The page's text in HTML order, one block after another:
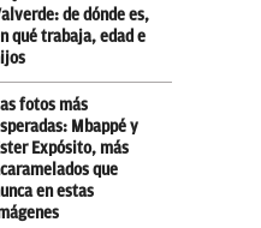
de dónde es,
qué trabaja, edad e
fotos más
Mbappé y
Expósito, más
que
en estas